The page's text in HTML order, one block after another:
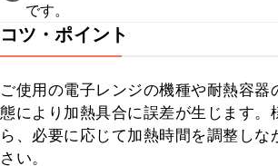
です。
コツ・ポイント
ご使用の電子レンジの機種や耐熱容器
態により加熱具合に誤差が生じます。
ら、必要に応じて加熱時間を調整しな
さい。